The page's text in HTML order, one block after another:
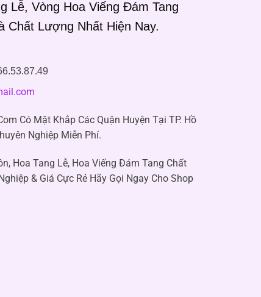
Lễ, Vòng Hoa Viếng Đám Tang
Chất Lượng Nhất Hiện Nay.
Có Mặt Khắp Các Quận Huyện Tại TP. Hồ
Nghiệp Miễn Phí.
Hoa Tang Lễ, Hoa Viếng Đám Tang Chất
& Giá Cực Rẻ Hãy Gọi Ngay Cho Shop